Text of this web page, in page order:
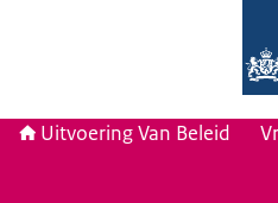
Uitvoering Van Beleid